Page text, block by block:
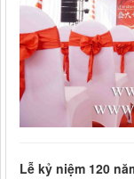
Lễ kỷ niệm 120